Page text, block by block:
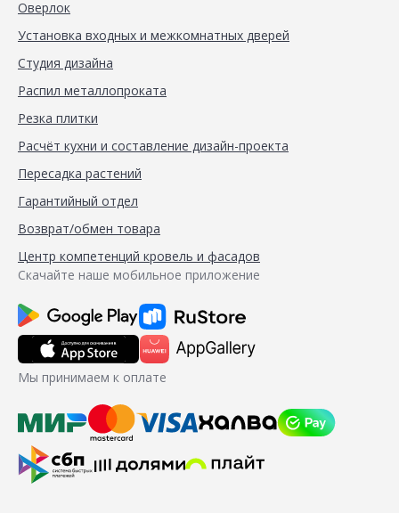
Оверлок
Установка входных и межкомнатных дверей
Студия дизайна
Распил металлопроката
Резка плитки
Расчёт кухни и составление дизайн-проекта
Пересадка растений
Гарантийный отдел
Возврат/обмен товара
Центр компетенций кровель и фасадов
Скачайте наше мобильное приложение
Мы принимаем к оплате